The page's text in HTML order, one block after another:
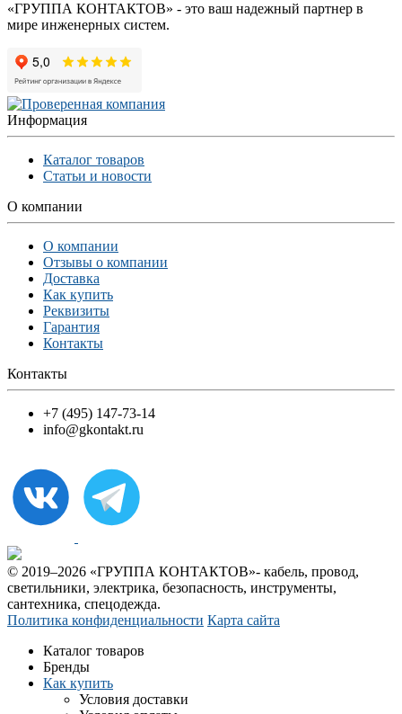
«ГРУППА КОНТАКТОВ» - это ваш надежный партнер в
мире инженерных систем.
Информация
Каталог товаров
Статьи и новости
О компании
О компании
Отзывы о компании
Доставка
Как купить
Реквизиты
Гарантия
Контакты
Контакты
+7 (495) 147-73-14
info@gkontakt.ru
© 2019–2026 «ГРУППА КОНТАКТОВ»- кабель, провод,
светильники, электрика, безопасность, инструменты,
сантехника, спецодежда.
Политика конфиденциальности Карта сайта
Каталог товаров
Бренды
Как купить
Условия доставки